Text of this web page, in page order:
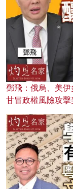
鄧飛：俄烏、美
甘冒政權風險攻